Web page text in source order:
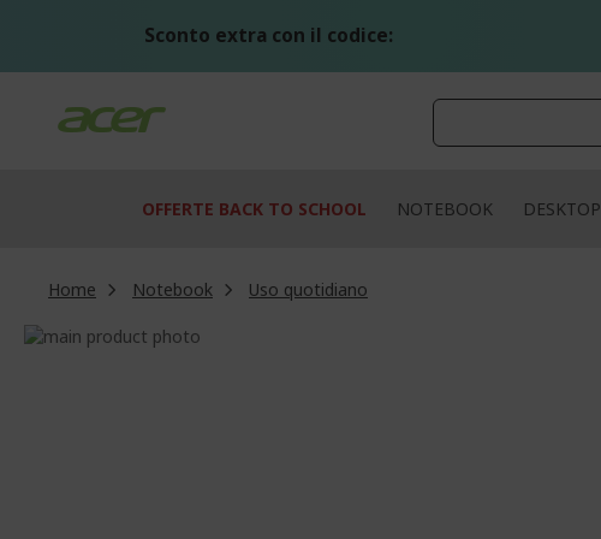
Sconto extra con il codice:
OFFERTE BACK TO SCHOOL NOTEBOOK DESKTOP
Home Notebook
Uso quotidiano
Vai